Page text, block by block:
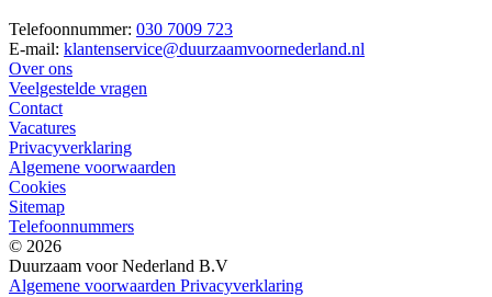
Telefoonnummer: 030 7009 723
E-mail: klantenservice@duurzaamvoornederland.nl
Over ons
Veelgestelde vragen
Contact
Vacatures
Privacyverklaring
Algemene voorwaarden
Cookies
Sitemap
Telefoonnummers
© 2026
Duurzaam voor Nederland B.V
Algemene voorwaarden Privacyverklaring